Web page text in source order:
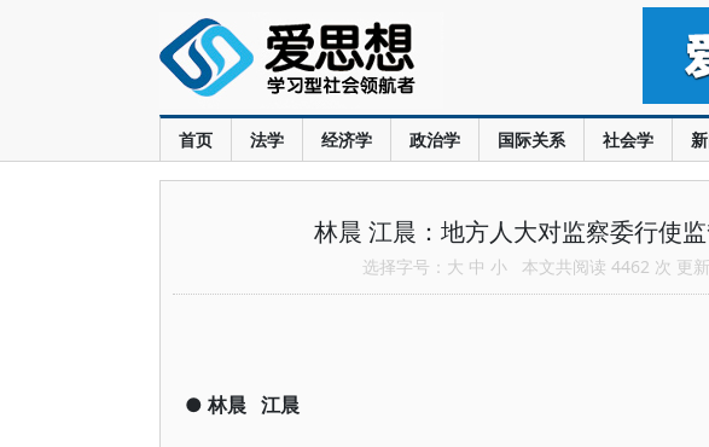
首页 法学 经济学 政治学 国际关系 社会学
林晨 江晨：地方人大对监察委行使
选择字号： 大 中 小 本文共阅读 4462 次 更
●林晨 江晨